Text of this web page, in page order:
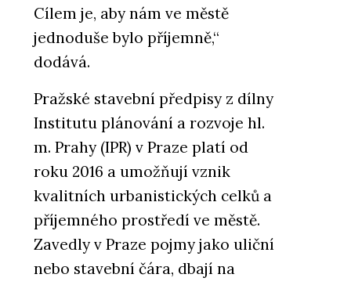
Cílem je, aby nám ve městě
jednoduše bylo příjemně,“
dodává.
Pražské stavební předpisy z dílny
Institutu plánování a rozvoje hl.
m. Prahy (IPR) v Praze platí od
roku 2016 a umožňují vznik
kvalitních urbanistických celků a
příjemného prostředí ve městě.
Zavedly v Praze pojmy jako uliční
nebo stavební čára, dbají na